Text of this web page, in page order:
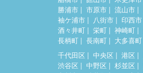
勝浦市
市原市 流山市
袖ケ浦市
八街市 印西市
酒々井町
栄町 神崎町
長柄町
長南町 大多喜町
千代田区
中央区 港区
渋谷区
中野区 杉並区